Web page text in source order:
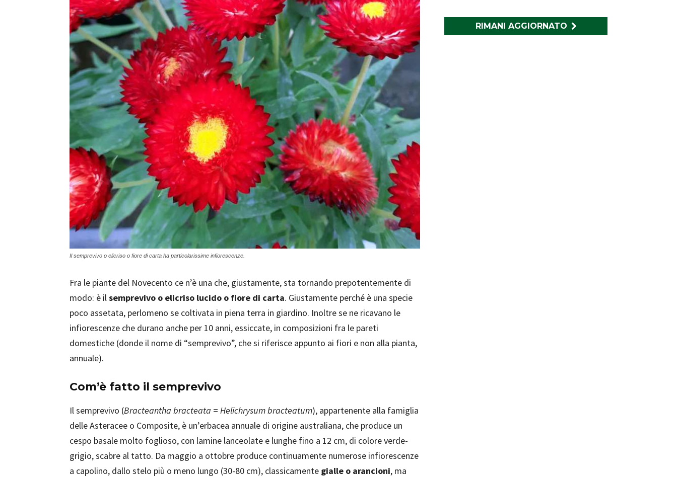
Il semprevivo o elicriso o fiore di carta ha particolarissime infiorescenze.
Fra le piante del Novecento ce n’è una che, giustamente, sta tornando prepotentemente di
modo: è ilsemprevivo o elicriso lucido o fiore di carta. Giustamente perché è una specie
poco assetata, perlomeno se coltivata in piena terra in giardino. Inoltre se ne ricavano le
infiorescenze che durano anche per 10 anni, essiccate, in composizioni fra le pareti
domestiche (donde il nome di “semprevivo”, che si riferisce appunto ai fiori e non alla pianta,
annuale).
Com’è fatto il semprevivo
Il semprevivo (Bracteantha bracteata = Helichrysum bracteatum), appartenente alla famiglia
delle Asteracee o Composite, è un’erbacea annuale di origine australiana, che produce un
cespo basale molto foglioso, con lamine lanceolate e lunghe fino a 12 cm, di colore verde-
grigio, scabre al tatto. Da maggio a ottobre produce continuamente numerose infiorescenze
a capolino, dallo stelo più o meno lungo (30-80 cm), classicamente gialle o arancioni, ma
RIMANI AGGIORNATO